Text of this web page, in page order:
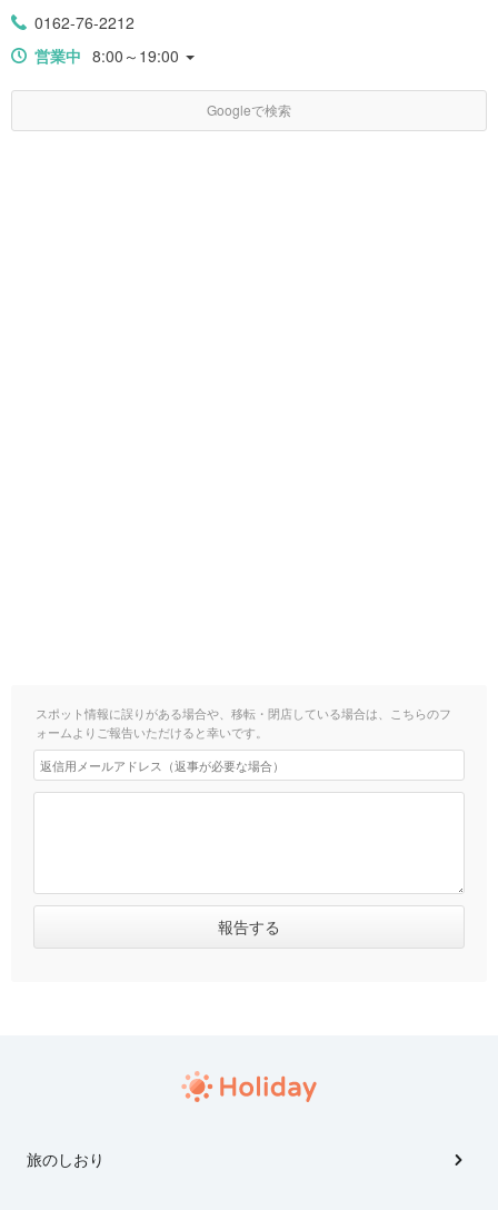
0162-76-2212
営業中 8:00～19:00
Googleで検索
スポット情報に誤りがある場合や、移転・閉店している場合は、こちらのフ
ォームよりご報告いただけると幸いです。
旅のしおり